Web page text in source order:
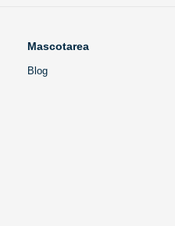
Mascotarea
Blog